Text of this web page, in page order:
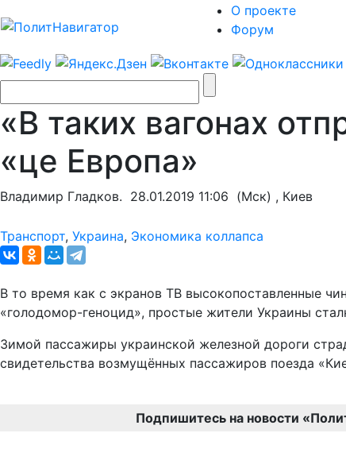
О проекте
Форум
«В таких вагонах
«це Европа»
Владимир Гладков. 28.01.2019 11:06 (Мск) , Киев
Транспорт, Украина, Экономика коллапса
В то время как с экранов ТВ высокопоставленные
«голодомор-геноцид», простые жители Украины
Зимой пассажиры украинской железной дороги
свидетельства возмущённых пассажиров поезда
Подпишитесь на новости